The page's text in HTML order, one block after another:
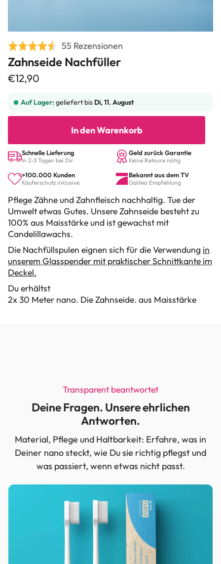
Bewertet
mit
4.5
55 RezensionenBasierend
Click
reviews
Zahnseide Nachfüller
€12,90
Auf Lager: geliefert bis Di, 11. August
In den Warenkorb
Schnelle Lieferung
In 2-3 Tagen bei Dir
Geld zurück Garantie
Keine Retoure nötig
>100.000 Kunden
Käuferschutz inklusive
Bekannt aus dem TV
Galileo Empfehlung
Pflege Zähne und Zahnfleisch nachhaltig. Tue der
Umwelt etwas Gutes. Unsere Zahnseide besteht zu
100% aus Maisstärke und ist gewachst mit
Candelillawachs.
Die Nachfüllspulen eignen sich für die Verwendung in
unserem Glasspender mit praktischer Schnittkante im
Deckel.
Du erhältst
2x 30 Meter nano. Die Zahnseide. aus Maisstärke
Transparent beantwortet
Deine Fragen. Unsere ehrlichen
Antworten.
Material, Pflege und Haltbarkeit: Erfahre, was in
Deiner nano steckt, wie Du sie richtig pflegst und
was passiert, wenn etwas nicht passt.